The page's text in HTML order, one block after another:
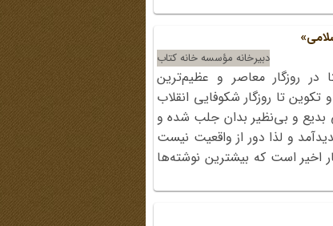
دبیرخانه مؤسسه خانه کتاب
در روزگار معاصر و عظیم‌ترین
تا روزگار شکوفایی انقلاب
بدیع و بی‌نظیر بدان جلب شده و
و لذا دور از واقعیت نیست
اخیر است که بیشترین نوشته‌ها